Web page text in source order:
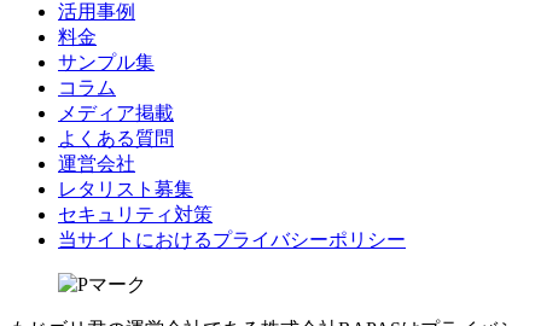
活用事例
料金
サンプル集
コラム
メディア掲載
よくある質問
運営会社
レタリスト募集
セキュリティ対策
当サイトにおけるプライバシーポリシー